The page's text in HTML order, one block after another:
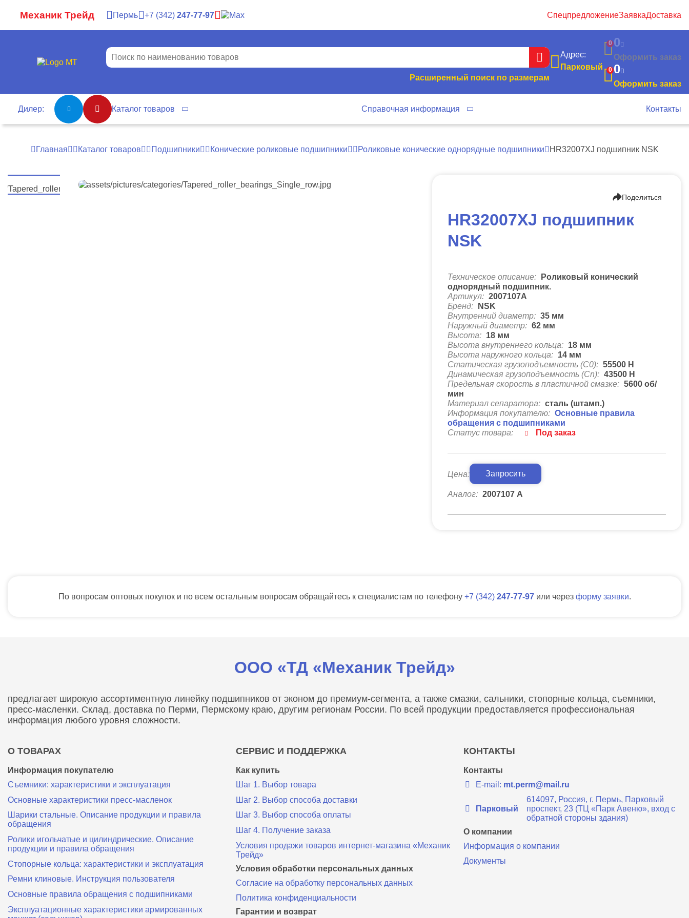
Механик Трейд Пермь 7 342 247-77-97 СпецпредложениеЗаявкаДоставка
Расширенный поиск по размерам
Адрес:
Парковый
0 0
Оформить заказ
0 0
Оформить заказ
Дилер: Каталог товаров Справочная информация Контакты
Главная Каталог товаров Подшипники Конические роликовые подшипники Роликовые конические однорядные подшипники HR32007XJ подшипник NSK
Поделиться
HR32007XJ подшипник
NSK
Техническое описание:
Роликовый конический
однорядный подшипник.
Артикул: 2007107А
Бренд:
NSK
Внутренний диаметр: 35 мм
Наружный диаметр: 62 мм
Высота: 18 мм
Высота внутреннего кольца: 18 мм
Высота наружного кольца: 14 мм
Статическая грузоподъемность (C0): 55500 Н
Динамическая грузоподъемность (Cn): 43500 Н
Предельная скорость в пластичной смазке: 5600 об/
мин
Материал сепаратора: сталь (штамп.)
Информация покупателю: Основные правила
обращения с подшипниками
Статус товара:
Под заказ
Цена: Запросить
Аналог: 2007107 А
По вопросам оптовых покупок и по всем остальным вопросам обращайтесь к специалистам по телефону 7 342 247-77-97 или через форму заявки.
ООО «ТД «Механик Трейд»
предлагает широкую ассортиментную линейку подшипников от эконом до премиум-сегмента, а также смазки, сальники, стопорные кольца, съемники,
пресс-масленки. Склад, доставка по Перми, Пермскому краю, другим регионам России. По всей продукции предоставляется профессиональная
информация любого уровня сложности.
О ТОВАРАХ
Информация покупателю
Съемники: характеристики и эксплуатация
Основные характеристики пресс‑масленок
Шарики стальные. Описание продукции и правила
обращения
Ролики игольчатые и цилиндрические. Описание
продукции и правила обращения
Стопорные кольца: характеристики и эксплуатация
Ремни клиновые. Инструкция пользователя
Основные правила обращения с подшипниками
Эксплуатационные характеристики армированных
СЕРВИС И ПОДДЕРЖКА
Как купить
Шаг 1. Выбор товара
Шаг 2. Выбор способа доставки
Шаг 3. Выбор способа оплаты
Шаг 4. Получение заказа
Условия продажи товаров интернет-магазина «Механик
Трейд»
Условия обработки персональных данных
Согласие на обработку персональных данных
Политика конфиденциальности
Гарантии и возврат
КОНТАКТЫ
Контакты
E-mail: mt.perm@mail.ru
Парковый
614097, Россия, г. Пермь, Парковый
проспект, 23 (ТЦ «Парк Авеню», вход с
обратной стороны здания)
О компании
Информация о компании
Документы